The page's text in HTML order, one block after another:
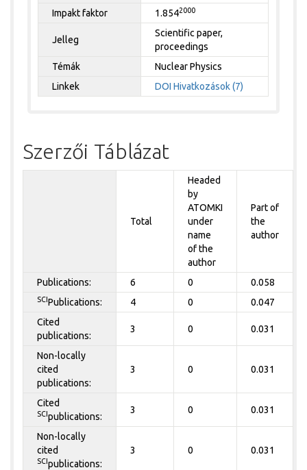
Impakt faktor
1.8542000
Jelleg
Scientific paper,
proceedings
Témák
Nuclear Physics
Linkek
DOI Hivatkozások (7)
Szerzői Táblázat
Total
Headed
by
ATOMKI
under
name
of the
author
Part of
the
author
Publications: 6 0 0.058
SCIPublications: 4 0 0.047
Cited
publications:
3 0 0.031
Non-locally
cited
publications:
3 0 0.031
Cited
SCIpublications:
3 0 0.031
Non-locally
cited
SCIpublications:
3 0 0.031